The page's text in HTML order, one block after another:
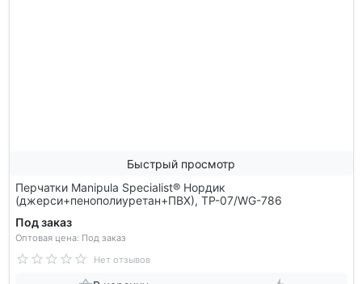
Быстрый просмотр
Перчатки Manipula Specialist® Нордик
(джерси+пенополиуретан+ПВХ), TP-07/WG-786
Под заказ
Оптовая цена: Под заказ
Нет отзывов